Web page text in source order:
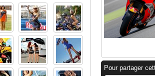
Pour partager